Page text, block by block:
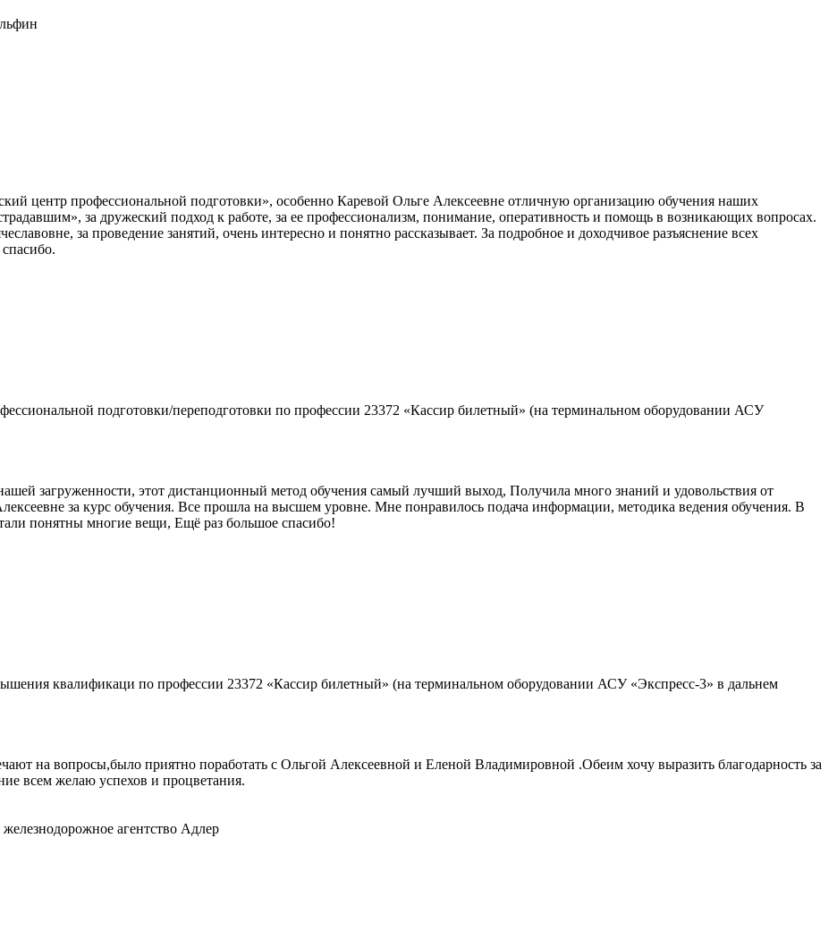
центр профессиональной подготовки», особенно Каревой Ольге Алексеевне отличную организацию обучения наших
за дружеский подход к работе, за ее профессионализм, понимание, оперативность и помощь в возникающих вопросах.
за проведение занятий, очень интересно и понятно рассказывает. За подробное и доходчивое разъяснение всех
подготовки/переподготовки по профессии 23372 «Кассир билетный» (на терминальном оборудовании АСУ
загруженности, этот дистанционный метод обучения самый лучший выход, Получила много знаний и удовольствия от
за курс обучения. Все прошла на высшем уровне. Мне понравилось подача информации, методика ведения обучения. В
понятны многие вещи, Ещё раз большое спасибо!
квалификаци по профессии 23372 «Кассир билетный» (на терминальном оборудовании АСУ «Экспресс-3» в дальнем
на вопросы,было приятно поработать с Ольгой Алексеевной и Еленой Владимировной .Обеим хочу выразить благодарность за
всем желаю успехов и процветания.
железнодорожное агентство Адлер